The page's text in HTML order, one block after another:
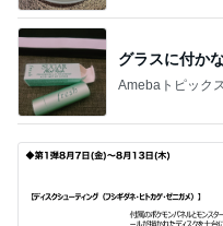
グラスに付か
Amebaトピックス